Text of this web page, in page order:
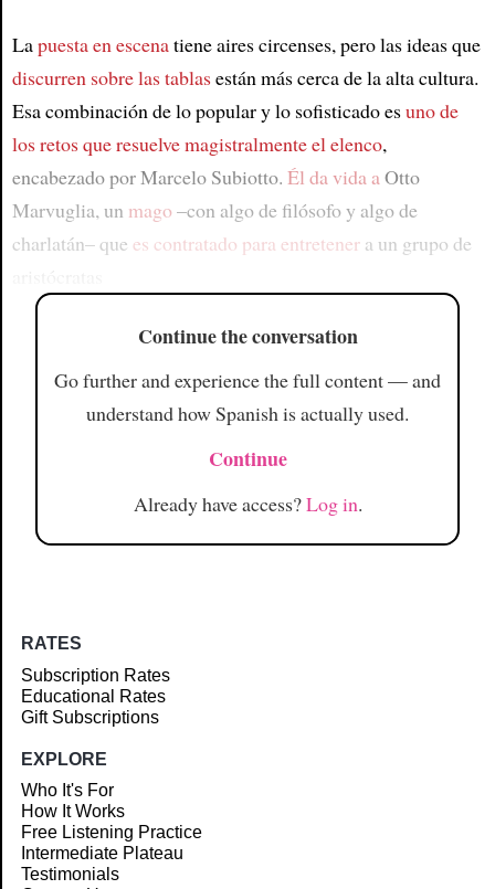
Lapuesta en escenatiene aires circenses, pero las ideas que
discurren sobre las tablasestán más cerca de la alta cultura.
Esa combinación de lo popular y lo sofisticado esuno de
los retos que resuelve magistralmente el elenco,
encabezado por Marcelo Subiotto. Él da vida aOtto
Marvuglia, un mago –con algo de filósofo y algo de
charlatán– que es contratado para entretenera un grupo de
Continue the conversation
Go further and experience the full content — and
understand how Spanish is actually used.
Continue
Already have access?Log in.
RATES
Subscription Rates
Educational Rates
Gift Subscriptions
EXPLORE
Who It's For
How It Works
Free Listening Practice
Intermediate Plateau
Testimonials